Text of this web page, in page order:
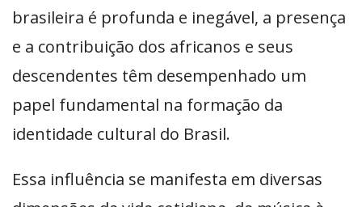
brasileira é profunda e inegável, a presença
e a contribuição dos africanos e seus
descendentes têm desempenhado um
papel fundamental na formação da
identidade cultural do Brasil.
Essa influência se manifesta em diversas